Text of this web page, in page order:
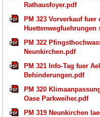
Rathausfoyer.pdf
PM 323 Vorverkauf
Huettenwegfuehrungen
PM 322
Neunkirchen.pdf
PM 321 Info-Tag fuer
Behinderungen.pdf
PM 320
Oase Parkweiher.pdf
PM 319 Neunkirchen